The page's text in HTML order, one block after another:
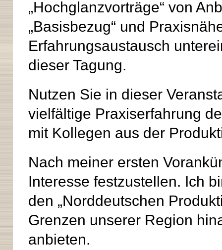
„Hochglanzvorträge“ von
„Basisbezug“ und
Erfahrungsaustausch
dieser Tagung.
Nutzen Sie in dieser
vielfältige Praxiserfahrung
mit Kollegen aus der
Nach meiner ersten
Interesse festzustellen. Ich
den „Norddeutschen
Grenzen unserer Region
anbieten.